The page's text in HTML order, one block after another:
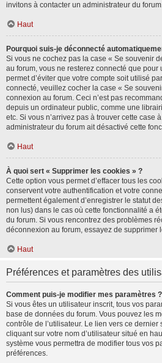
invitons à contacter un administrateur du
Haut
Pourquoi suis-je déconnecté
Si vous ne cochez pas la case « Se souvenir
au forum, vous ne resterez connecté que
permet d’éviter que votre compte soit utilisé
connecté, veuillez cocher la case « Se
connexion au forum. Ceci n’est pas
depuis un ordinateur public, comme une
etc. Si vous n’arrivez pas à trouver cette case
administrateur du forum ait désactivé cette
Haut
À quoi sert « Supprimer les cookies » ?
Cette option vous permet d’effacer tous les
conservent votre authentification et votre
permettent également d’enregistrer le statut
non lus) dans le cas où cette fonctionnalité a
du forum. Si vous rencontrez des problèmes
déconnexion au forum, essayez de supprimer
Haut
Préférences et paramètres des
Comment puis-je modifier mes paramètres ?
Si vous êtes un utilisateur inscrit, tous vos
base de données du forum. Vous pouvez les
contrôle de l’utilisateur. Le lien vers ce
cliquant sur votre nom d’utilisateur situé en
système vous permettra de modifier tous vos
préférences.